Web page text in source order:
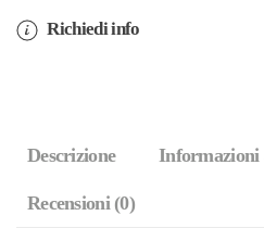
quantitàRichiedi info
Descrizione Informazioni
Recensioni (0)